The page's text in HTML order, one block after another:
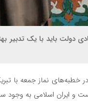
دولت باید با یک تدبیر
خطبه‌های نماز جمعه با
و ایران اسلامی به وجود